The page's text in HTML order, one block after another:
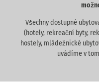
Všechny dostupné
(hotely, rekreační byty,
hostely, mládežnické
uvádíme v